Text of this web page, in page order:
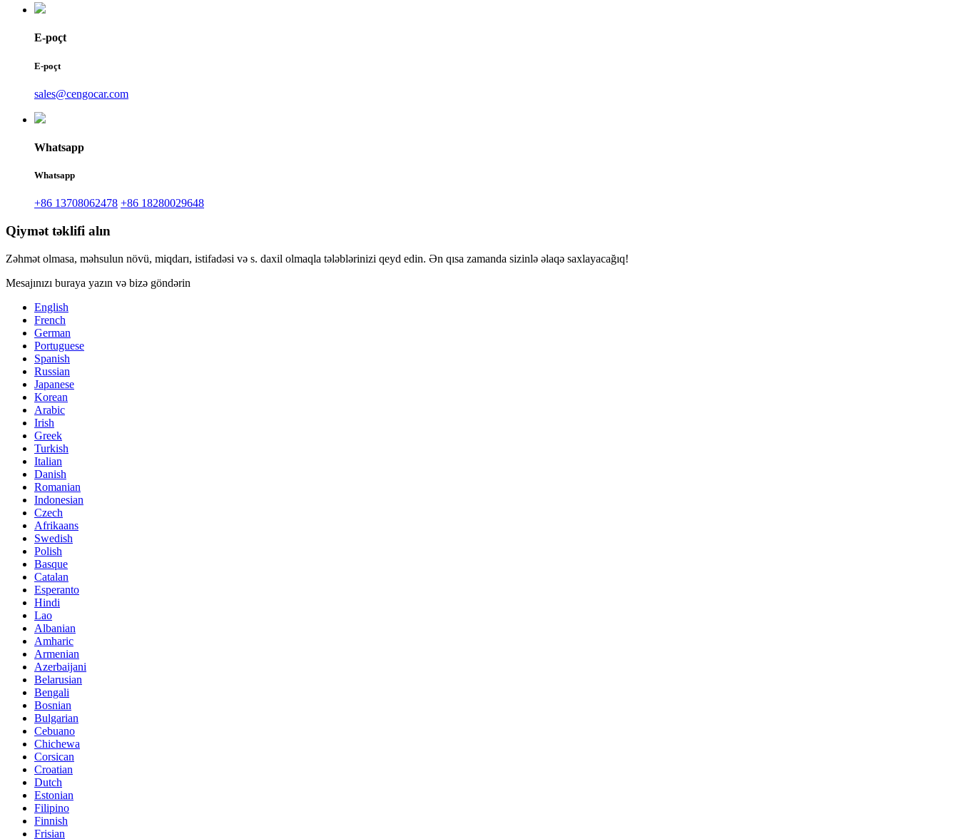
E-poçt
E-poçt
sales@cengocar.com
Whatsapp
Whatsapp
+86 13708062478 +86 18280029648
Qiymət təklifi alın
Zəhmət olmasa, məhsulun növü, miqdarı, istifadəsi və s. daxil olmaqla tələblərinizi qeyd edin. Ən qısa zamanda sizinlə əlaqə saxlayacağıq!
Mesajınızı buraya yazın və bizə göndərin
English
French
German
Portuguese
Spanish
Russian
Japanese
Korean
Arabic
Irish
Greek
Turkish
Italian
Danish
Romanian
Indonesian
Czech
Afrikaans
Swedish
Polish
Basque
Catalan
Esperanto
Hindi
Lao
Albanian
Amharic
Armenian
Azerbaijani
Belarusian
Bengali
Bosnian
Bulgarian
Cebuano
Chichewa
Corsican
Croatian
Dutch
Estonian
Filipino
Finnish
Frisian